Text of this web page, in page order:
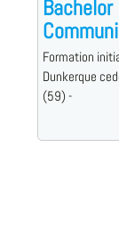
Formation
Dunkerque
(59) -